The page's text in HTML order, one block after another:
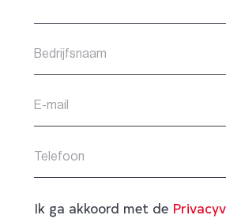
Ik ga akkoord met de